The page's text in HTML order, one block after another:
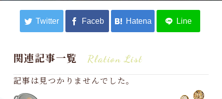
関連記事一覧 Rlation List
記事は見つかりませんでした。